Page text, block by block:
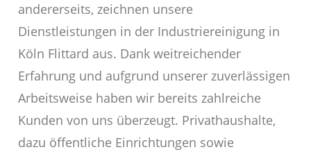
andererseits, zeichnen unsere
Dienstleistungen in der Industriereinigung in
Köln Flittard aus. Dank weitreichender
Erfahrung und aufgrund unserer zuverlässigen
Arbeitsweise haben wir bereits zahlreiche
Kunden von uns überzeugt. Privathaushalte,
dazu öffentliche Einrichtungen sowie